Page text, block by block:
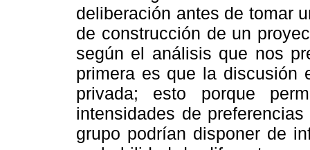
deliberación antes de tomar
de construcción de un
según el análisis que nos
primera es que la discusión
privada; esto porque
intensidades de
grupo podrían disponer de